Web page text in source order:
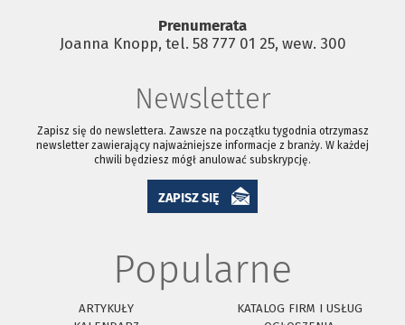
Prenumerata
Joanna Knopp, tel. 58 777 01 25, wew. 300
Newsletter
Zapisz się do newslettera. Zawsze na początku tygodnia otrzymasz
newsletter zawierający najważniejsze informacje z branży. W każdej
chwili będziesz mógł anulować subskrypcję.
ZAPISZ SIĘ
Popularne
ARTYKUŁY
KATALOG FIRM I USŁUG